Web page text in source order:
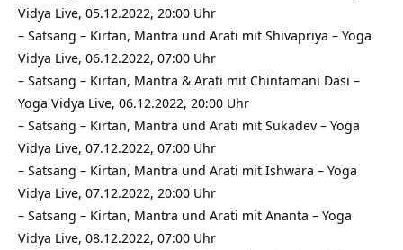
Vidya Live, 05.12.2022, 20:00 Uhr
– Satsang – Kirtan, Mantra und Arati mit Shivapriya – Yoga
Vidya Live, 06.12.2022, 07:00 Uhr
– Satsang – Kirtan, Mantra & Arati mit Chintamani Dasi –
Yoga Vidya Live, 06.12.2022, 20:00 Uhr
– Satsang – Kirtan, Mantra und Arati mit Sukadev – Yoga
Vidya Live, 07.12.2022, 07:00 Uhr
– Satsang – Kirtan, Mantra und Arati mit Ishwara – Yoga
Vidya Live, 07.12.2022, 20:00 Uhr
– Satsang – Kirtan, Mantra und Arati mit Ananta – Yoga
Vidya Live, 08.12.2022, 07:00 Uhr